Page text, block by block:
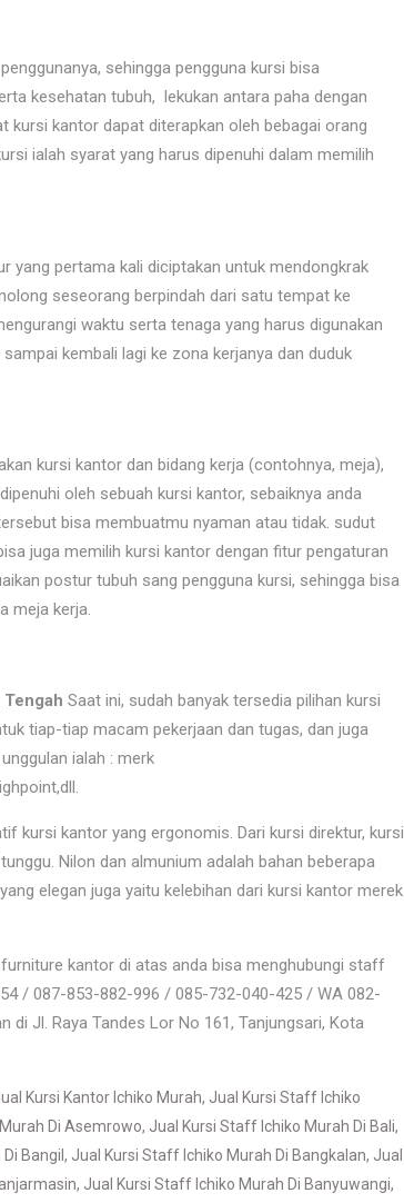
sehingga pengguna kursi bisa
kesehatan tubuh, lekukan antara paha dengan
kursi kantor dapat diterapkan oleh bebagai orang
ialah syarat yang harus dipenuhi dalam memilih
yang pertama kali diciptakan untuk mendongkrak
seseorang berpindah dari satu tempat ke
waktu serta tenaga yang harus digunakan
kembali lagi ke zona kerjanya dan duduk
kursi kantor dan bidang kerja (contohnya, meja),
oleh sebuah kursi kantor, sebaiknya anda
bisa membuatmu nyaman atau tidak. sudut
juga memilih kursi kantor dengan fitur pengaturan
postur tubuh sang pengguna kursi, sehingga bisa
meja kerja.
Saat ini, sudah banyak tersedia pilihan kursi
tiap-tiap macam pekerjaan dan tugas, dan juga
ialah : merk
kursi kantor yang ergonomis. Dari kursi direktur, kursi
Nilon dan almunium adalah bahan beberapa
elegan juga yaitu kelebihan dari kursi kantor merek
kantor di atas anda bisa menghubungi staff
/ 087-853-882-996 / 085-732-040-425 / WA 082-
Jl. Raya Tandes Lor No 161, Tanjungsari, Kota
Kursi Kantor Ichiko Murah, Jual Kursi Staff Ichiko
Di Asemrowo, Jual Kursi Staff Ichiko Murah Di Bali,
Bangil , Jual Kursi Staff Ichiko Murah Di Bangkalan, Jual
, Jual Kursi Staff Ichiko Murah Di Banyuwangi,